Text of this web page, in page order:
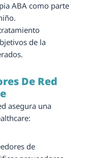
ABA como parte
de la
De Red
asegura una
de